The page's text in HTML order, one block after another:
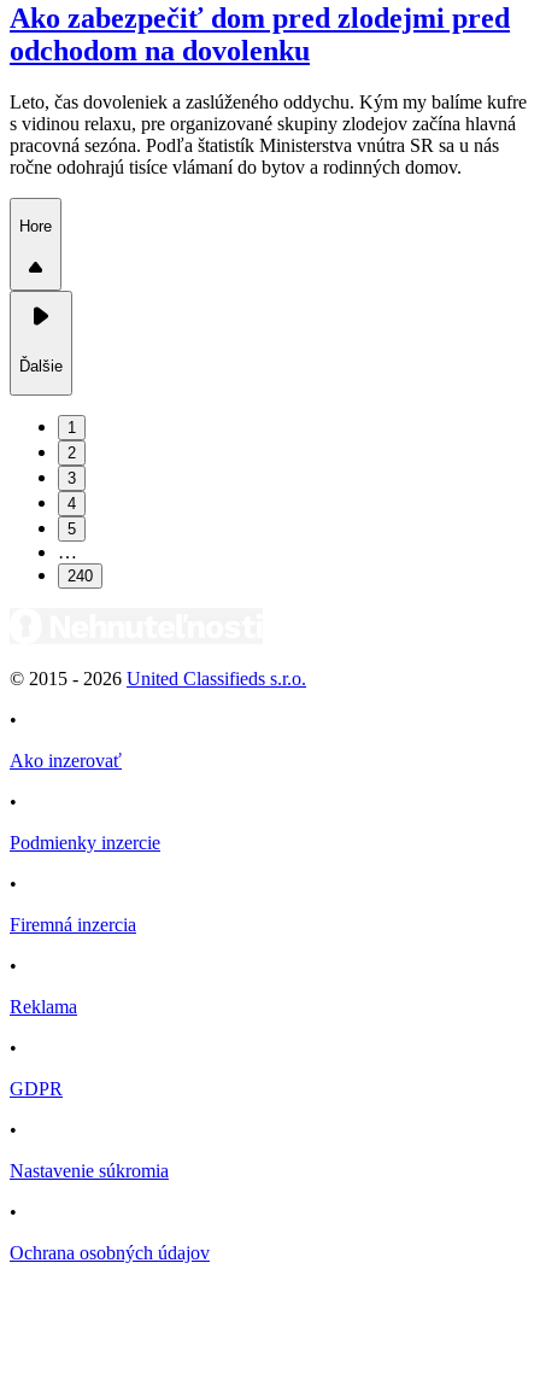
Ako zabezpečiť dom pred zlodejmi pred
odchodom na dovolenku
Leto, čas dovoleniek a zaslúženého oddychu. Kým my balíme kufre
s vidinou relaxu, pre organizované skupiny zlodejov začína hlavná
pracovná sezóna. Podľa štatistík Ministerstva vnútra SR sa u nás
ročne odohrajú tisíce vlámaní do bytov a rodinných domov.
Hore
Ďalšie
1
2
3
4
5
…
240
© 2015 - 2026 United Classifieds s.r.o.
•
Ako inzerovať
•
Podmienky inzercie
•
Firemná inzercia
•
Reklama
•
GDPR
•
Nastavenie súkromia
•
Ochrana osobných údajov